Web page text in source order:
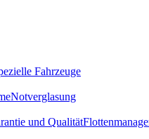
Fahrzeuge
Notverglasung
und Qualität